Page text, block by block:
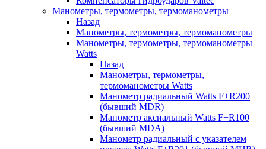
Манометры, термометры, термоманометры
Назад
Манометры, термометры, термоманометры
Манометры, термометры, термоманометры
Watts
Назад
Манометры, термометры,
термоманометры Watts
Манометр радиальный Watts F+R200
(бывший MDR)
Манометр аксиальный Watts F+R100
(бывший MDA)
Манометр радиальный с указателем